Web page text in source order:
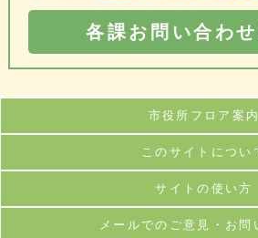
各課お問い合わ
市役所フロア案内
このサイトについ
サイトの使い方
メールでのご意見・お問